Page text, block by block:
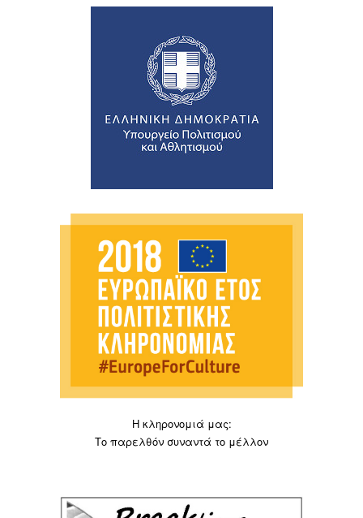
Η κληρονομιά μας:
Το παρελθόν συναντά το μέλλον